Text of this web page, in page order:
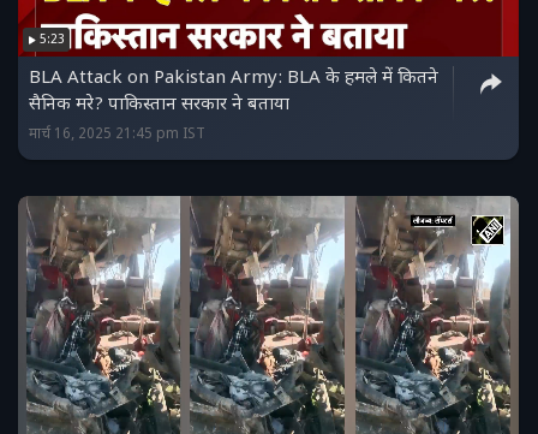
5:23
BLA Attack on Pakistan Army: BLA के हमले में कितने
सैनिक मरे? पाकिस्तान सरकार ने बताया
मार्च 16, 2025 21:45 pm IST